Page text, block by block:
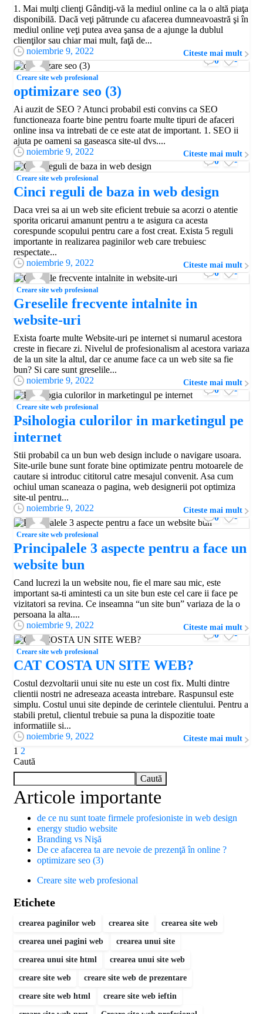
1. Mai mulţi clienţi Gândiţi-vă la mediul online ca la o altă piaţa
disponibilă. Dacă veţi pătrunde cu afacerea dumneavoastră şi în
mediul online veţi putea avea şansa de a ajunge la dublul
clienţilor sau chiar mai mult, faţă de...
noiembrie 9, 2022
Citeste mai mult
0 -
Creare site web profesional
optimizare seo (3)
Ai auzit de SEO ? Atunci probabil esti convins ca SEO
functioneaza foarte bine pentru foarte multe tipuri de afaceri
online insa va intrebati de ce este atat de important. 1. SEO ii
ajuta pe oameni sa gaseasca site-ul dvs....
noiembrie 9, 2022
Citeste mai mult
0 -
Creare site web profesional
Cinci reguli de baza in web design
Daca vrei sa ai un web site eficient trebuie sa acorzi o atentie
sporita oricarui amanunt pentru a te asigura ca acesta
corespunde scopului pentru care a fost creat. Exista 5 reguli
importante in realizarea paginilor web care trebuiesc
respectate...
noiembrie 9, 2022
Citeste mai mult
0 -
Creare site web profesional
Greselile frecvente intalnite in
website-uri
Exista foarte multe Website-uri pe internet si numarul acestora
creste in fiecare zi. Nivelul de profesionalism al acestora variaza
de la un site la altul, dar ce anume face ca un web site sa fie
bun? Si care sunt greselile...
noiembrie 9, 2022
Citeste mai mult
0 -
Creare site web profesional
Psihologia culorilor in marketingul pe
internet
Stii probabil ca un bun web design include o navigare usoara.
Site-urile bune sunt forate bine optimizate pentru motoarele de
cautare si introduc cititorul catre mesajul convenit. Asa cum
ochiul uman scaneaza o pagina, web designerii pot optimiza
site-ul pentru...
noiembrie 9, 2022
Citeste mai mult
0 -
Creare site web profesional
Principalele 3 aspecte pentru a face un
website bun
Cand lucrezi la un website nou, fie el mare sau mic, este
important sa-ti amintesti ca un site bun este cel care ii face pe
vizitatori sa revina. Ce inseamna “un site bun” variaza de la o
persoana la alta....
noiembrie 9, 2022
Citeste mai mult
0 -
Creare site web profesional
CAT COSTA UN SITE WEB?
Costul dezvoltarii unui site nu este un cost fix. Multi dintre
clientii nostri ne adreseaza aceasta intrebare. Raspunsul este
simplu. Costul unui site depinde de cerintele clientului. Pentru a
stabili pretul, clientul trebuie sa puna la dispozitie toate
informatiile si...
noiembrie 9, 2022
Citeste mai mult
1 2
Caută
Caută
Articole importante
de ce nu sunt toate firmele profesioniste in web design
energy studio website
Branding vs Nişă
De ce afacerea ta are nevoie de prezenţă în online ?
optimizare seo (3)
Creare site web profesional
Etichete
crearea paginilor web crearea site crearea site web
crearea unei pagini web crearea unui site
crearea unui site html crearea unui site web
creare site web creare site web de prezentare
creare site web html creare site web ieftin